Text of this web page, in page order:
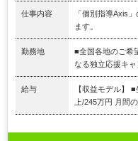
仕事内容
「個別指導Axis
ます。
勤務地
■全国各地のご希
なる独立応援キャ
給与
【収益モデル】
上/245万円 月間